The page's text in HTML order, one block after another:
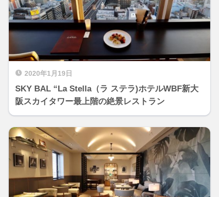
2020年1月19日
SKY BAL “La Stella（ラ ステラ)ホテルWBF新大
阪スカイタワー最上階の絶景レストラン